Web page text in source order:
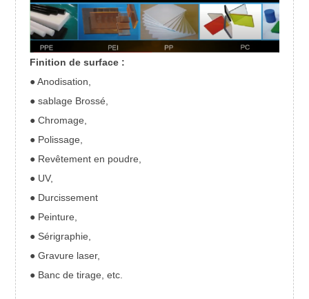
Finition de surface :
● Anodisation,
● sablage Brossé,
● Chromage,
● Polissage,
● Revêtement en poudre,
● UV,
● Durcissement
● Peinture,
● Sérigraphie,
● Gravure laser,
● Banc de tirage, etc.